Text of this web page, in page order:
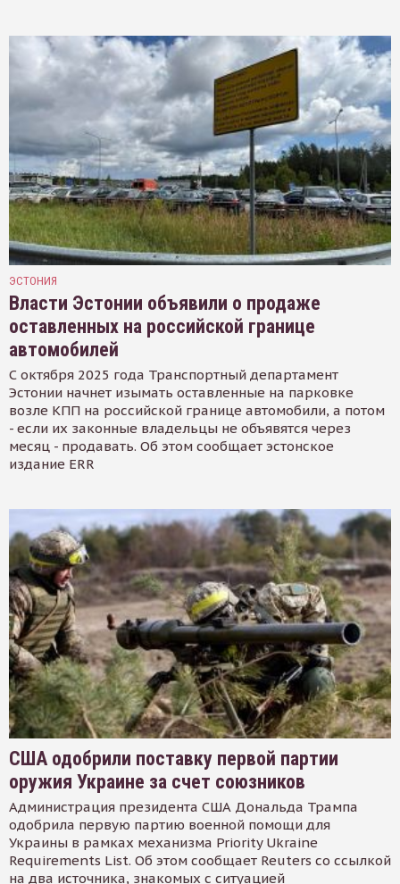
ЭСТОНИЯ
Власти Эстонии объявили о продаже
оставленных на российской границе
автомобилей
С октября 2025 года Транспортный департамент
Эстонии начнет изымать оставленные на парковке
возле КПП на российской границе автомобили, а потом
- если их законные владельцы не объявятся через
месяц - продавать. Об этом сообщает эстонское
издание ERR
США одобрили поставку первой партии
оружия Украине за счет союзников
Администрация президента США Дональда Трампа
одобрила первую партию военной помощи для
Украины в рамках механизма Priority Ukraine
Requirements List. Об этом сообщает Reuters со ссылкой
на два источника, знакомых с ситуацией